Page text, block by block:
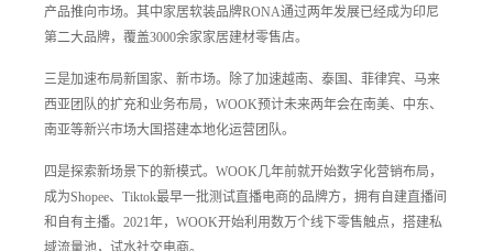
产品推向市场。其中家居软装品牌RONA通过两年发展已经成为印尼
第二大品牌，覆盖3000余家家居建材零售店。
三是加速布局新国家、新市场。除了加速越南、泰国、菲律宾、马来
西亚团队的扩充和业务布局，WOOK预计未来两年会在南美、中东、
南亚等新兴市场大国搭建本地化运营团队。
四是探索新场景下的新模式。WOOK几年前就开始数字化营销布局，
成为Shopee、Tiktok最早一批测试直播电商的品牌方，拥有自建直播间
和自有主播。2021年，WOOK开始利用数万个线下零售触点，搭建私
域流量池，试水社交电商。